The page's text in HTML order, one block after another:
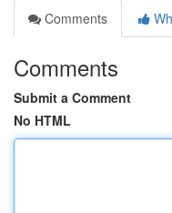
Comments
Comments
Submit a Comment
No HTML